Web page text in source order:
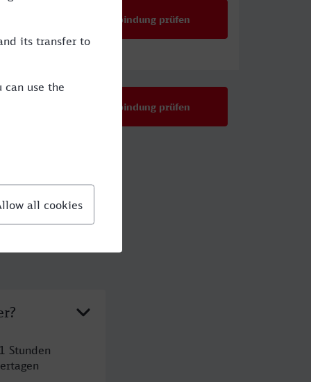
Verbindung prüfen
Verbindung prüfen
Stunden